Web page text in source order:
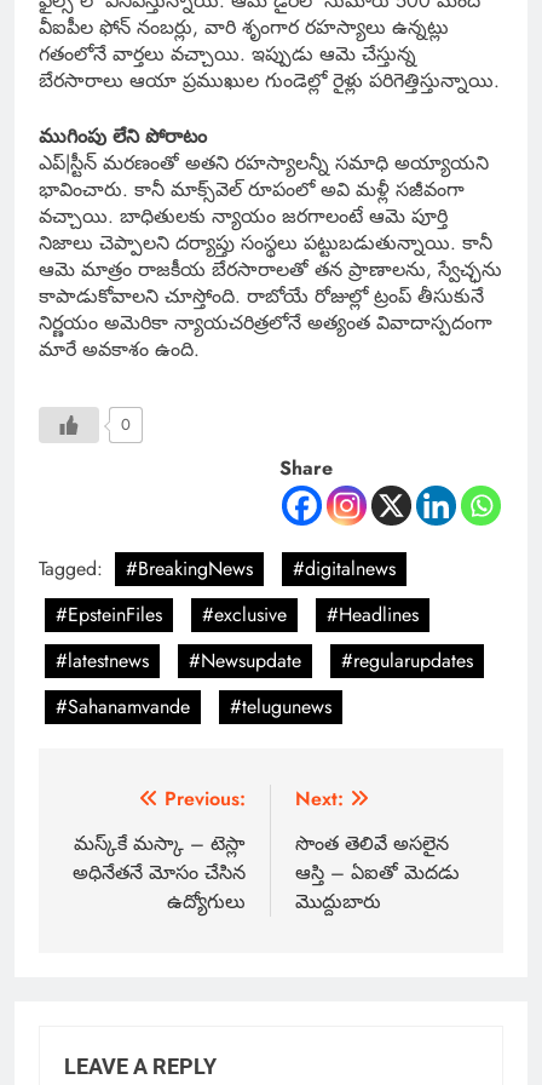
వీఐపీల ఫోన్ నంబర్లు, వారి శృంగార రహస్యాలు ఉన్నట్లు
గతంలోనే వార్తలు వచ్చాయి. ఇప్పుడు ఆమె చేస్తున్న
బేరసారాలు ఆయా ప్రముఖుల గుండెల్లో రైళ్లు పరిగెత్తిస్తున్నాయి.
ముగింపు లేని పోరాటం
ఎప్|స్టీన్ మరణంతో అతని రహస్యాలన్నీ సమాధి అయ్యాయని
భావించారు. కానీ మాక్స్‌వెల్ రూపంలో అవి మళ్లీ సజీవంగా
వచ్చాయి. బాధితులకు న్యాయం జరగాలంటే ఆమె పూర్తి
నిజాలు చెప్పాలని దర్యాప్తు సంస్థలు పట్టుబడుతున్నాయి. కానీ
ఆమె మాత్రం రాజకీయ బేరసారాలతో తన ప్రాణాలను, స్వేచ్ఛను
కాపాడుకోవాలని చూస్తోంది. రాబోయే రోజుల్లో ట్రంప్ తీసుకునే
నిర్ణయం అమెరికా న్యాయచరిత్రలోనే అత్యంత వివాదాస్పదంగా
మారే అవకాశం ఉంది.
0
Share
Tagged: #BreakingNews
#digitalnews
#EpsteinFiles
#exclusive
#Headlines
#latestnews
#Newsupdate
#regularupdates
#Sahanamvande
#telugunews
Previous:
మస్క్‌కే మస్కా – టెస్లా
అధినేతనే మోసం చేసిన
ఉద్యోగులు
Next:
సొంత తెలివే అసలైన
ఆస్తి – ఏఐతో మెదడు
మొద్దుబారు
LEAVE A REPLY